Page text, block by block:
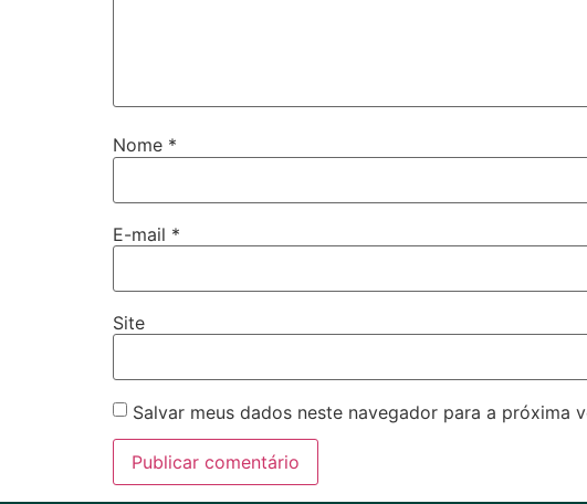
Nome *
E-mail *
Site
Salvar meus dados neste navegador para a próxima